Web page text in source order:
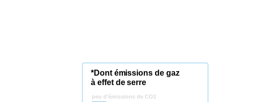
*Dont émissions de gaz
à effet de serre
peu d’émissions de CO2